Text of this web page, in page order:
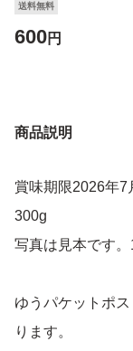
送料無料
600円
商品説明
賞味期限2026年7
300g
写真は見本です。
ゆうパケットポ
ります。